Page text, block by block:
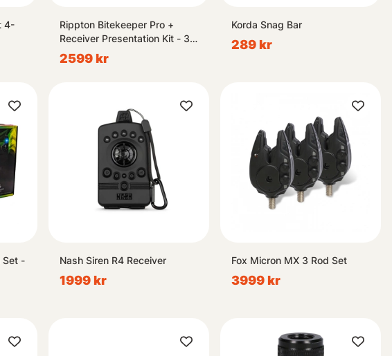
4-
Rippton Bitekeeper Pro +
Receiver Presentation Kit - 3
Rod
2599 kr
Korda Snag Bar
289 kr
Set -
Nash Siren R4 Receiver
1999 kr
Fox Micron MX 3 Rod Set
3999 kr